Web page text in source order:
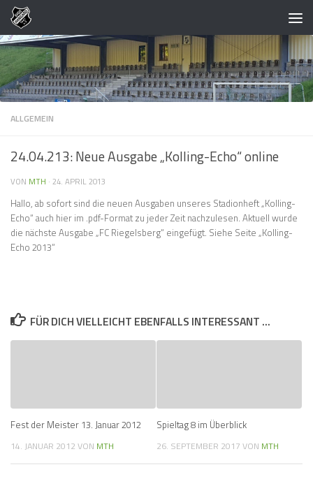
Zum Inhalt springen
ALLGEMEIN
24.04.213: Neue Ausgabe „Kolling-Echo“ online
VON MTH · 24. APRIL 2013
Hallo, ab sofort sind die neuen Ausgaben unseres Stadionheft „Kolling-
Echo“ auch hier im .pdf-Format zu jeder Zeit nachzulesen. Aktuell wurde
die nächste Ausgabe „FC Riegelsberg“ eingefügt. Siehe Seite „Kolling-
Echo 2013“
FÜR DICH VIELLEICHT EBENFALLS INTERESSANT …
Fest der Meister 13. Januar 2012
14. JANUAR 2012 VON MTH
Spieltag 8 im Überblick
26. SEPTEMBER 2017 VON MTH